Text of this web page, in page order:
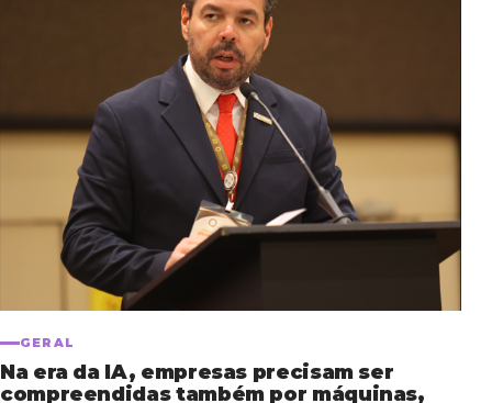
GERAL
Na era da IA, empresas precisam ser
compreendidas também por máquinas,